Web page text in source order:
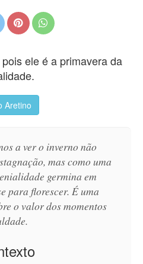
ele é a primavera da
Aretino
a ver o inverno não
mas como uma
germina em
para florescer. É uma
o valor dos momentos